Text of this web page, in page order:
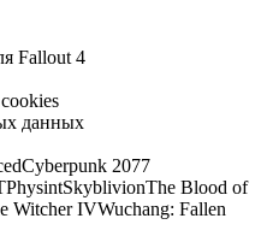
Fallout 4
данных
Cyberpunk 2077
PhysintSkyblivionThe Blood of
Witcher IVWuchang: Fallen